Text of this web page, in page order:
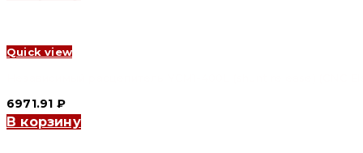
Quick view
6971.91 ₽
В корзину